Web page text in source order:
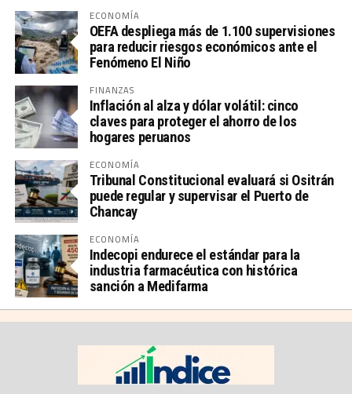
ECONOMÍA
OEFA despliega más de 1.100 supervisiones
para reducir riesgos económicos ante el
Fenómeno El Niño
FINANZAS
Inflación al alza y dólar volátil: cinco
claves para proteger el ahorro de los
hogares peruanos
ECONOMÍA
Tribunal Constitucional evaluará si Ositrán
puede regular y supervisar el Puerto de
Chancay
ECONOMÍA
Indecopi endurece el estándar para la
industria farmacéutica con histórica
sanción a Medifarma